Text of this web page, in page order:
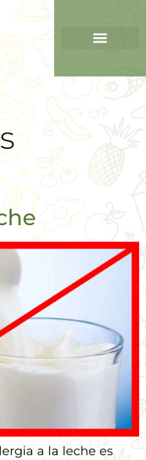
a la leche es